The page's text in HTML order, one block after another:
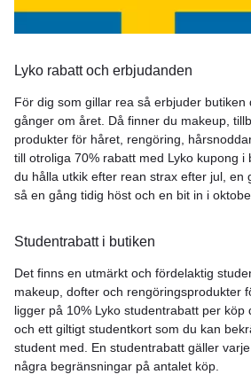
Lyko rabatt och erbjudanden
För dig som gillar rea så erbjuder butiken
gånger om året. Då finner du makeup,
produkter för håret, rengöring,
till otroliga 70% rabatt med Lyko kupong i
du hålla utkik efter rean strax efter jul, en
så en gång tidig höst och en bit in i
Studentrabatt i butiken
Det finns en utmärkt och fördelaktig
makeup, dofter och rengöringsprodukter
ligger på 10% Lyko studentrabatt per köp
och ett giltigt studentkort som du kan
student med. En studentrabatt gäller
några begränsningar på antalet köp.